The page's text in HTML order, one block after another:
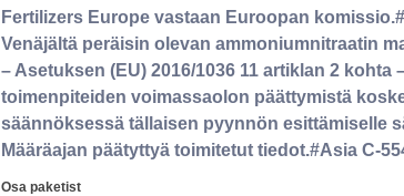
Fertilizers Europe vastaan Euroopan
Venäjältä peräisin olevan ammoniumnitraatin
– Asetuksen (EU) 2016/1036 11 artiklan 2
toimenpiteiden voimassaolon päättymistä
säännöksessä tällaisen pyynnön esittämiselle
Määräajan päätyttyä toimitetut tiedot.#Asia C-
Osa paketist